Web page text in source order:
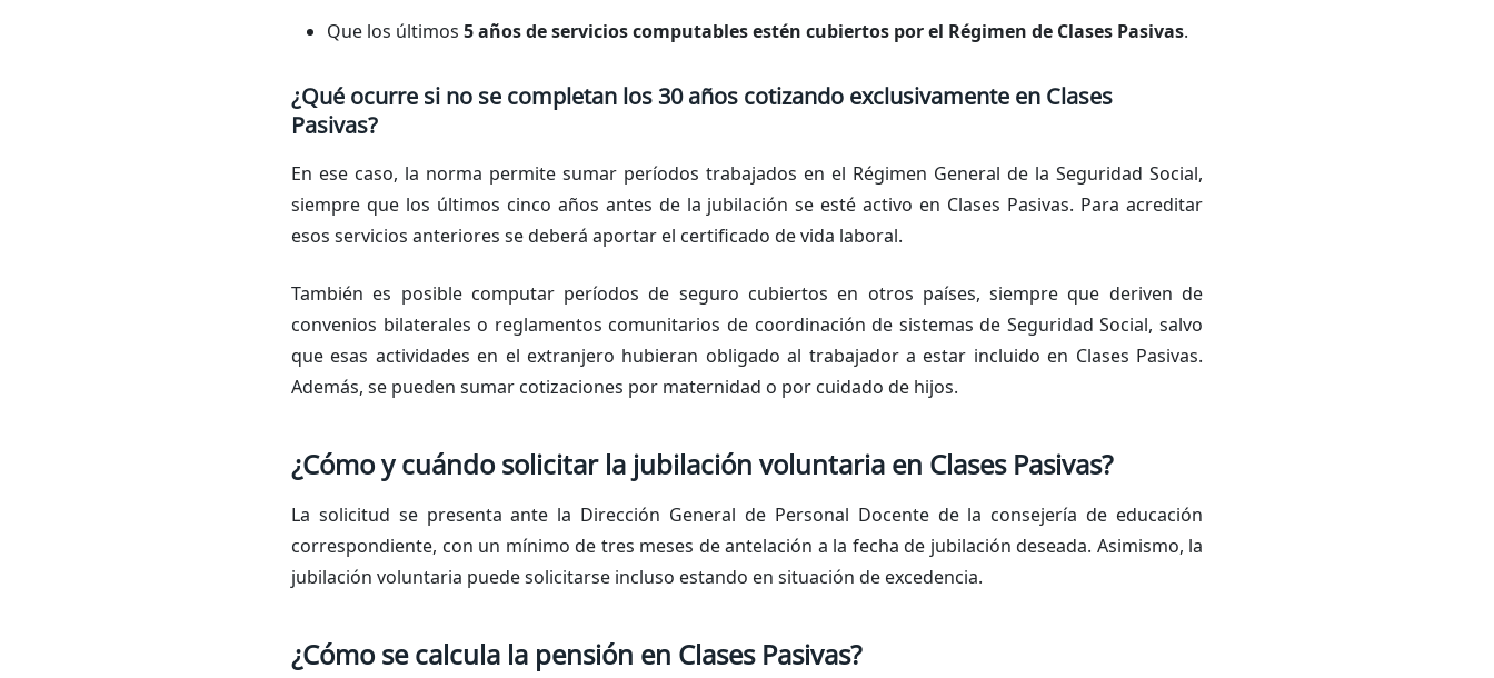
Que los últimos 5 años de servicios computables estén cubiertos por el Régimen de Clases Pasivas.
¿Qué ocurre si no se completan los 30 años cotizando exclusivamente en Clases
Pasivas?
En ese caso, la norma permite sumar períodos trabajados en el Régimen General de la Seguridad Social,
siempre que los últimos cinco años antes de la jubilación se esté activo en Clases Pasivas. Para acreditar
esos servicios anteriores se deberá aportar el certificado de vida laboral.
También es posible computar períodos de seguro cubiertos en otros países, siempre que deriven de
convenios bilaterales o reglamentos comunitarios de coordinación de sistemas de Seguridad Social, salvo
que esas actividades en el extranjero hubieran obligado al trabajador a estar incluido en Clases Pasivas.
Además, se pueden sumar cotizaciones por maternidad o por cuidado de hijos.
¿Cómo y cuándo solicitar la jubilación voluntaria en Clases Pasivas?
La solicitud se presenta ante la Dirección General de Personal Docente de la consejería de educación
correspondiente, con un mínimo de tres meses de antelación a la fecha de jubilación deseada. Asimismo, la
jubilación voluntaria puede solicitarse incluso estando en situación de excedencia.
¿Cómo se calcula la pensión en Clases Pasivas?